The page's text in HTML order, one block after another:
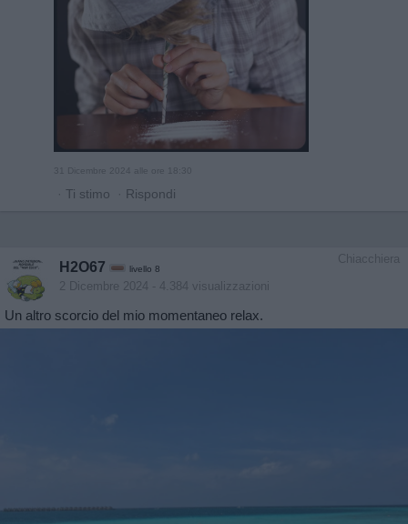
31 Dicembre 2024 alle ore 18:30
· Ti stimo · Rispondi
Chiacchiera
H2O67 livello 8
2 Dicembre 2024 - 4.384 visualizzazioni
Un altro scorcio del mio momentaneo relax.